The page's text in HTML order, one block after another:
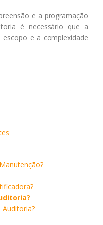
e a programação
é necessário que a
e a complexidade
Auditoria?